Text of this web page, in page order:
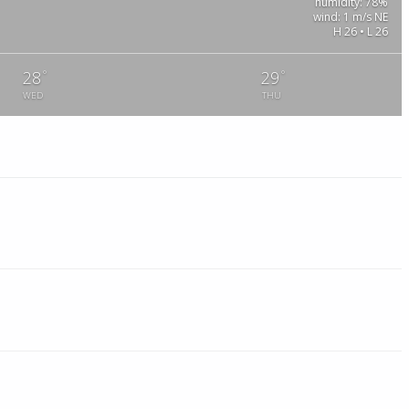
wind: 1 m/s NE
H 26 • L 26
28 °
WED
29 °
THU